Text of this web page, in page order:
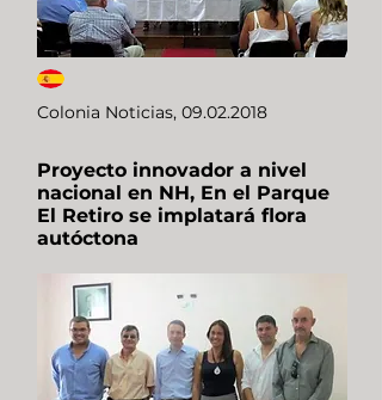
Colonia Noticias, 09.02.2018
Proyecto innovador a nivel
nacional en NH, En el Parque
El Retiro se implatará flora
autóctona